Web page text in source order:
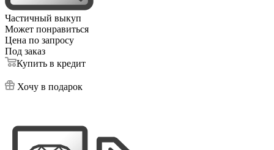
Частичный выкуп
Может понравиться
Цена по запросу
Под заказ
Купить в кредит
Хочу в подарок